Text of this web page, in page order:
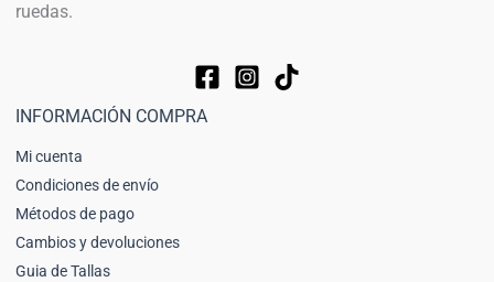
ruedas.
INFORMACIÓN COMPRA
Mi cuenta
Condiciones de envío
Métodos de pago
Cambios y devoluciones
Guia de Tallas